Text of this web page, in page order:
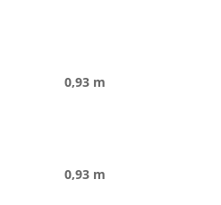
0,93 m
0,93 m